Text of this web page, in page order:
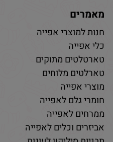
מאמרים
חנות למוצרי אפייה
כלי אפייה
טארטלטים מתוקים
טארלטים מלוחים
מוצרי אפייה
חומרי גלם לאפייה
ממרחים לאפייה
אביזרים וכלים לאפייה